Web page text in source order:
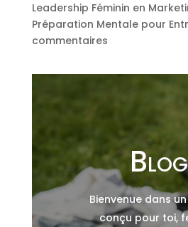
Leadership Féminin en
Préparation Mentale pour
commentaires
Blog
Bienvenue dans
conçu pour toi,